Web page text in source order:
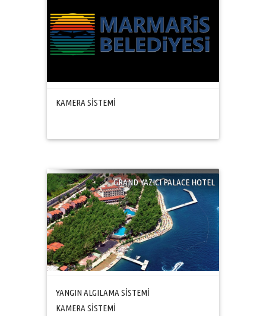
KAMERA SİSTEMİ
GRAND YAZICI PALACE HOTEL
YANGIN ALGILAMA SİSTEMİ
KAMERA SİSTEMİ